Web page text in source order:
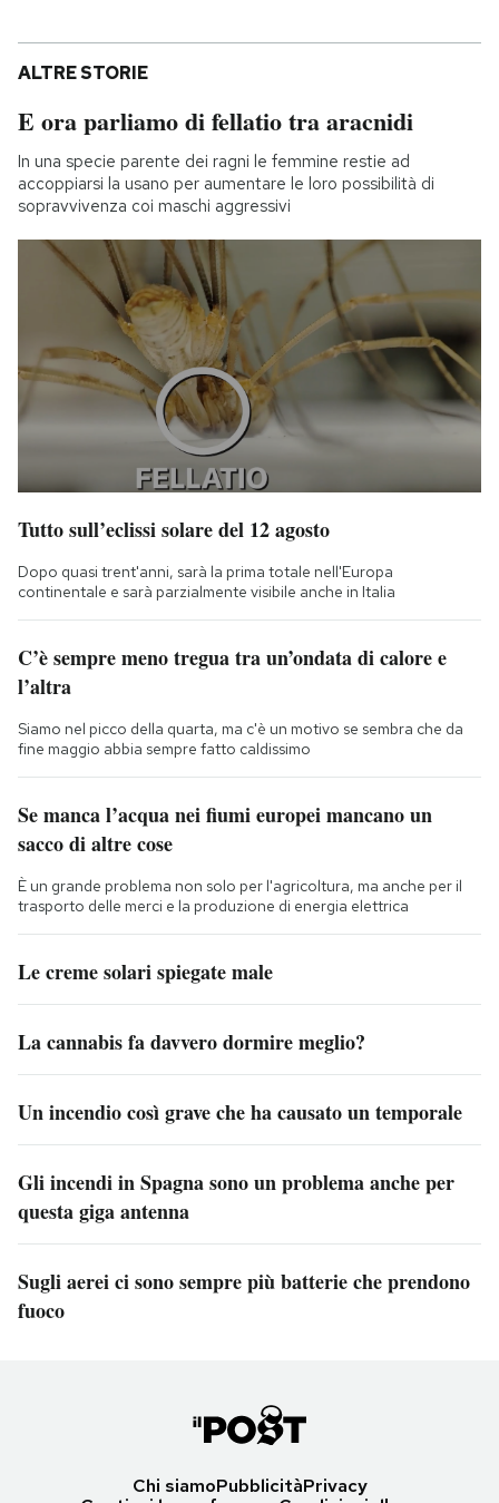
ALTRE STORIE
E ora parliamo di fellatio tra aracnidi
In una specie parente dei ragni le femmine restie ad
accoppiarsi la usano per aumentare le loro possibilità di
sopravvivenza coi maschi aggressivi
Tutto sull’eclissi solare del 12 agosto
Dopo quasi trent'anni, sarà la prima totale nell'Europa
continentale e sarà parzialmente visibile anche in Italia
C’è sempre meno tregua tra un’ondata di calore e
l’altra
Siamo nel picco della quarta, ma c'è un motivo se sembra che da
fine maggio abbia sempre fatto caldissimo
Se manca l’acqua nei fiumi europei mancano un
sacco di altre cose
È un grande problema non solo per l'agricoltura, ma anche per il
trasporto delle merci e la produzione di energia elettrica
Le creme solari spiegate male
La cannabis fa davvero dormire meglio?
Un incendio così grave che ha causato un temporale
Gli incendi in Spagna sono un problema anche per
questa giga antenna
Sugli aerei ci sono sempre più batterie che prendono
fuoco
Chi siamoPubblicitàPrivacy